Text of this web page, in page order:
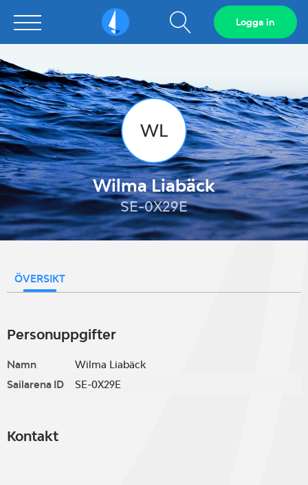
Sailarena Visa
sökfält
Logga in
WL
Wilma Liabäck
SE-0X29E
ÖVERSIKT
Personuppgifter
Namn
Wilma Liabäck
Sailarena ID
SE-0X29E
Kontakt